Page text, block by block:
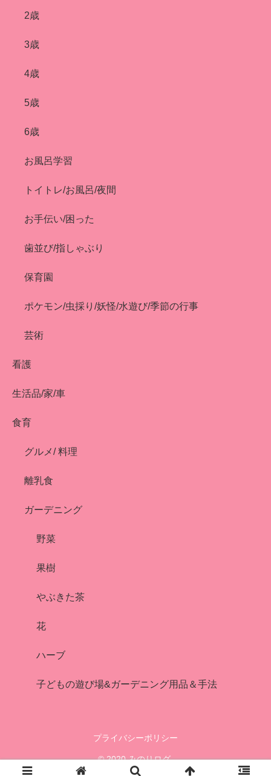
2歳
3歳
4歳
5歳
6歳
お風呂学習
トイトレ/お風呂/夜間
お手伝い/困った
歯並び/指しゃぶり
保育園
ポケモン/虫採り/妖怪/水遊び/季節の行事
芸術
看護
生活品/家/車
食育
グルメ/ 料理
離乳食
ガーデニング
野菜
果樹
やぶきた茶
花
ハーブ
子どもの遊び場&ガーデニング用品＆手法
プライバシーポリシー
© 2020 みのりログ.